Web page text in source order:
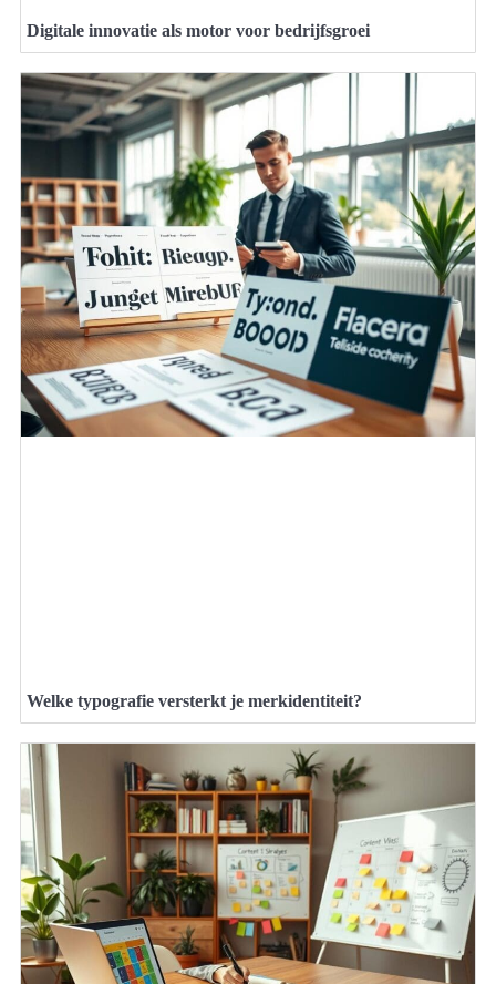
Digitale innovatie als motor voor bedrijfsgroei
Welke typografie versterkt je merkidentiteit?